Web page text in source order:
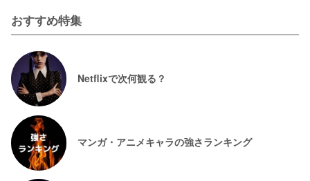
おすすめ特集
Netflixで次何観る？
マンガ・アニメキャラの強さランキング